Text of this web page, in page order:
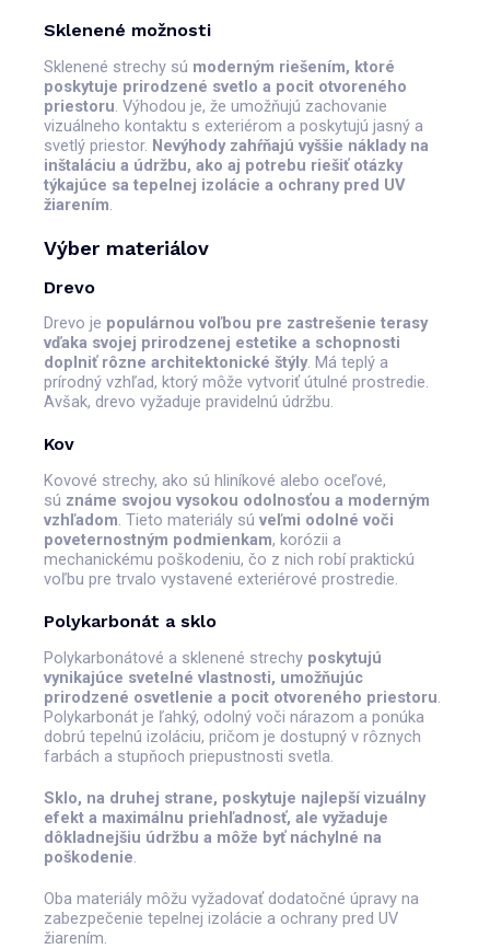
Sklenené možnosti
Sklenené strechy sú moderným riešením, ktoré
poskytuje prirodzené svetlo a pocit otvoreného
priestoru. Výhodou je, že umožňujú zachovanie
vizuálneho kontaktu s exteriérom a poskytujú jasný a
svetlý priestor. Nevýhody zahŕňajú vyššie náklady na
inštaláciu a údržbu, ako aj potrebu riešiť otázky
týkajúce sa tepelnej izolácie a ochrany pred UV
žiarením.
Výber materiálov
Drevo
Drevo je populárnou voľbou pre zastrešenie terasy
vďaka svojej prirodzenej estetike a schopnosti
doplniť rôzne architektonické štýly. Má teplý a
prírodný vzhľad, ktorý môže vytvoriť útulné prostredie.
Avšak, drevo vyžaduje pravidelnú údržbu.
Kov
Kovové strechy, ako sú hliníkové alebo oceľové,
sú známe svojou vysokou odolnosťou a moderným
vzhľadom. Tieto materiály súveľmi odolné voči
poveternostným podmienkam, korózii a
mechanickému poškodeniu, čo z nich robí praktickú
voľbu pre trvalo vystavené exteriérové prostredie.
Polykarbonát a sklo
Polykarbonátové a sklenené strechy poskytujú
vynikajúce svetelné vlastnosti, umožňujúc
prirodzené osvetlenie a pocit otvoreného priestoru
Polykarbonát je ľahký, odolný voči nárazom a ponúka
dobrú tepelnú izoláciu, pričom je dostupný v rôznych
farbách a stupňoch priepustnosti svetla.
Sklo, na druhej strane, poskytuje najlepší vizuálny
efekt a maximálnu priehľadnosť, ale vyžaduje
dôkladnejšiu údržbu a môže byť náchylné na
poškodenie
Oba materiály môžu vyžadovať dodatočné úpravy na
zabezpečenie tepelnej izolácie a ochrany pred UV
žiarením.